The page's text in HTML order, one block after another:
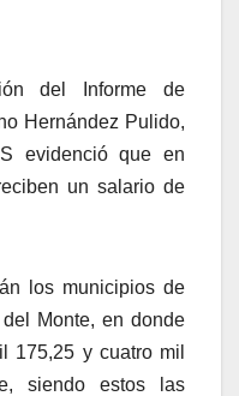
del Informe de
Hernández Pulido,
evidenció que en
un salario de
los municipios de
Monte, en donde
175,25 y cuatro mil
siendo estos las